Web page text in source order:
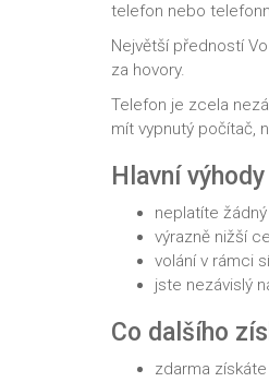
telefon nebo
Největší předností
za hovory.
Telefon je zcela
mít vypnutý počítač,
Hlavní
neplatíte
výrazně nižší
volání v rámci
jste nezávislý
Co dalšího
zdarma